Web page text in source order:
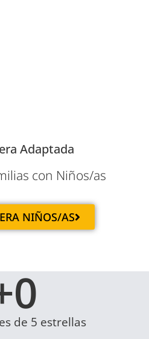
Adaptada
con Niños/as
NIÑOS/AS
de 5 estrellas
0